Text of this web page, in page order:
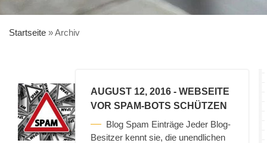
Startseite »Archiv
AUGUST 12, 2016 - WEBSEITE
VOR SPAM-BOTS SCHÜTZEN
Blog Spam Einträge Jeder Blog-
Besitzer kennt sie, die unendlichen